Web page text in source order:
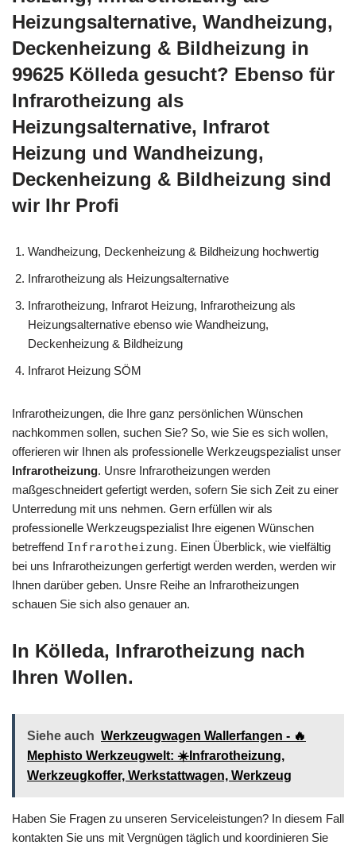
Heizungsalternative, Wandheizung,
Deckenheizung & Bildheizung in
99625 Kölleda gesucht? Ebenso für
Infrarotheizung als
Heizungsalternative, Infrarot
Heizung und Wandheizung,
Deckenheizung & Bildheizung sind
wir Ihr Profi
Wandheizung, Deckenheizung & Bildheizung hochwertig
Infrarotheizung als Heizungsalternative
Infrarotheizung, Infrarot Heizung, Infrarotheizung als
Heizungsalternative ebenso wie Wandheizung,
Deckenheizung & Bildheizung
Infrarot Heizung SÖM
Infrarotheizungen, die Ihre ganz persönlichen Wünschen
nachkommen sollen, suchen Sie? So, wie Sie es sich wollen,
offerieren wir Ihnen als professionelle Werkzeugspezialist unser
Infrarotheizung. Unsre Infrarotheizungen werden
maßgeschneidert gefertigt werden, sofern Sie sich Zeit zu einer
Unterredung mit uns nehmen. Gern erfüllen wir als
professionelle Werkzeugspezialist Ihre eigenen Wünschen
betreffend Infrarotheizung. Einen Überblick, wie vielfältig
bei uns Infrarotheizungen gerfertigt werden werden, werden wir
Ihnen darüber geben. Unsre Reihe an Infrarotheizungen
schauen Sie sich also genauer an.
In Kölleda, Infrarotheizung nach
Ihren Wollen.
Siehe auch Werkzeugwagen Wallerfangen - 🔥
Mephisto Werkzeugwelt: ☀️Infrarotheizung,
Werkzeugkoffer, Werkstattwagen, Werkzeug
Haben Sie Fragen zu unseren Serviceleistungen? In diesem Fall
kontakten Sie uns mit Vergnügen täglich und koordinieren Sie